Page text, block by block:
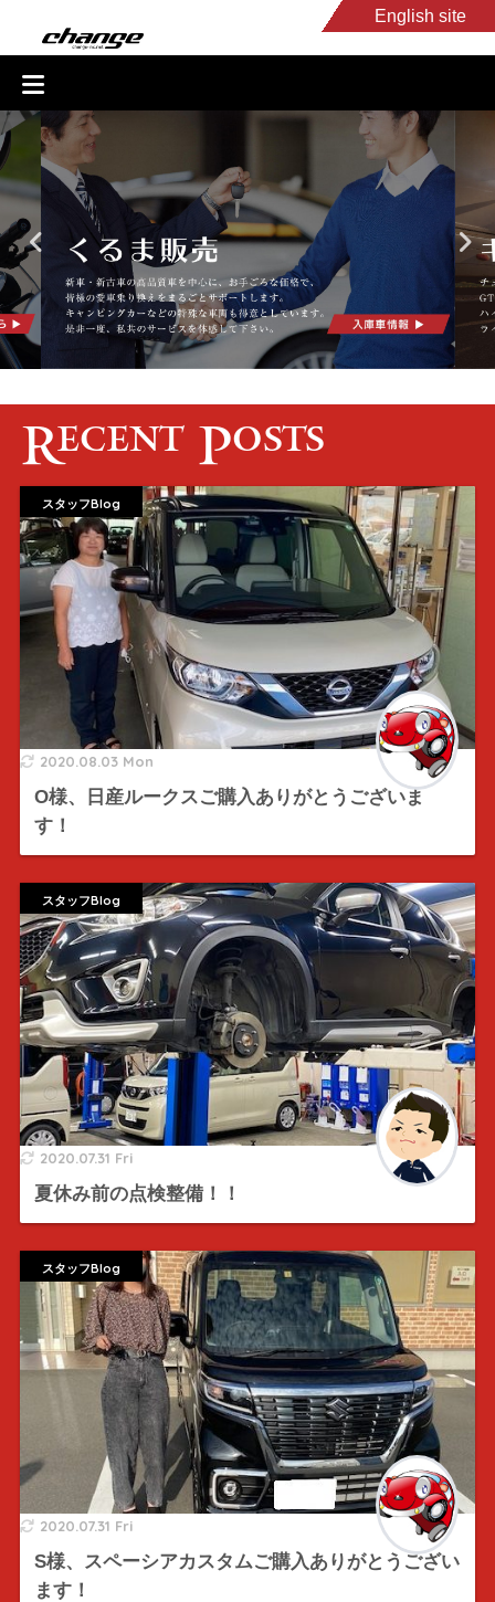
English site
入庫車情報
Recent Posts
2020.08.03 Mon
O様、日産ルークスご購入ありがとうございま
す！
スタッフBlog
2020.07.31 Fri
夏休み前の点検整備！！
スタッフBlog
2020.07.31 Fri
S様、スペーシアカスタムご購入ありがとうござい
ます！
スタッフBlog